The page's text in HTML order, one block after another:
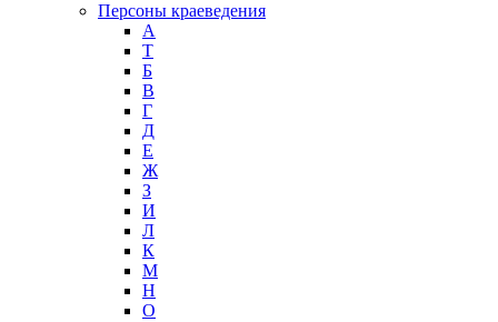
Персоны краеведения
А
T
Б
В
Г
Д
Е
Ж
З
И
Л
К
М
Н
О